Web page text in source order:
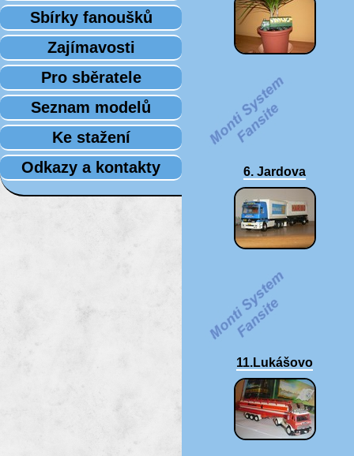
Sbírky fanoušků
Zajímavosti
Pro sběratele
Seznam modelů
Ke stažení
Odkazy a kontakty
6. Jardova
11.Lukášovo